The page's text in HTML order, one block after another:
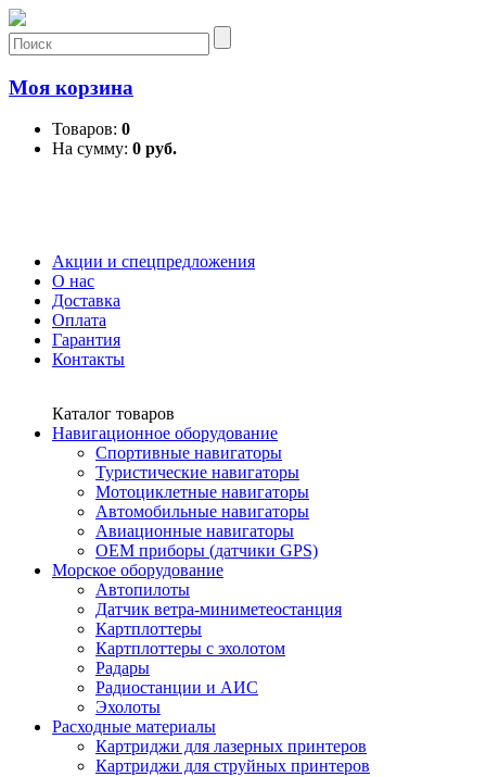
Моя корзина
Товаров: 0
На сумму: 0 руб.
Акции и спецпредложения
О нас
Доставка
Оплата
Гарантия
Контакты
Каталог товаров
Навигационное оборудование
Спортивные навигаторы
Туристические навигаторы
Мотоциклетные навигаторы
Автомобильные навигаторы
Авиационные навигаторы
OEM приборы (датчики GPS)
Морское оборудование
Автопилоты
Датчик ветра-миниметеостанция
Картплоттеры
Картплоттеры с эхолотом
Радары
Радиостанции и АИС
Эхолоты
Расходные материалы
Картриджи для лазерных принтеров
Картриджи для струйных принтеров